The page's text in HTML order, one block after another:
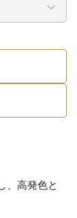
、高発色と